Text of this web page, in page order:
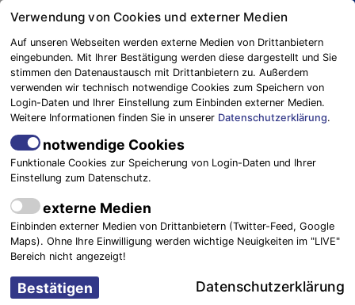
Springe
Inhalt
Blaulichtreport
Elbe-Elster
GERÄTEHAUS ORTSWEHR AHLSDORF
Durch klicken auf die Schaltfläche bestätigen
Sie die unsereDatenschutzerklärungund
stimmen dem Datenaustausch mit
Verwendung von Cookies und externer Medien
Auf unseren Webseiten werden externe Medien von Drittanbietern
eingebunden. Mit Ihrer Bestätigung werden diese dargestellt und Sie
stimmen den Datenaustausch mit Drittanbietern zu. Außerdem
verwenden wir technisch notwendige Cookies zum Speichern von
Login-Daten und Ihrer Einstellung zum Einbinden externer Medien.
Weitere Informationen finden Sie in unserer Datenschutzerklärung.
notwendige Cookies
Funktionale Cookies zur Speicherung von Login-Daten und Ihrer
Einstellung zum Datenschutz.
externe Medien
Einbinden externer Medien von Drittanbietern (Twitter-Feed, Google
Maps). Ohne Ihre Einwilligung werden wichtige Neuigkeiten im "LIVE"
Bereich nicht angezeigt!
Datenschutzerklärung